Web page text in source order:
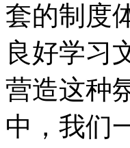
套的制度
良好学习
营造这种
中，我们